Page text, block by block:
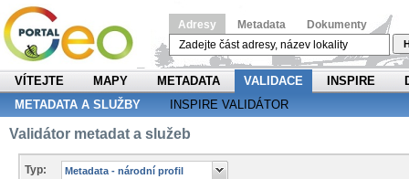
Adresy Metadata Dokumenty
VÍTEJTE MAPY METADATA VALIDACE INSPIRE
METADATA A SLUŽBY
INSPIRE VALIDÁTOR
Validátor metadat a služeb
Typ: